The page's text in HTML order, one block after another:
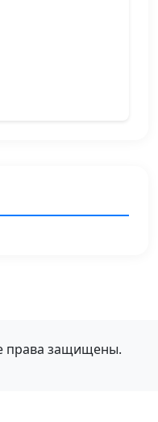
права защищены.